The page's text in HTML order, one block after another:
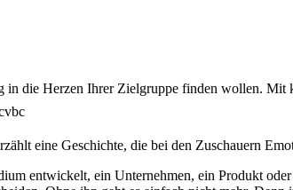
die Herzen Ihrer Zielgruppe finden wollen. Mit
eine Geschichte, die bei den Zuschauern
entwickelt, ein Unternehmen, ein Produkt